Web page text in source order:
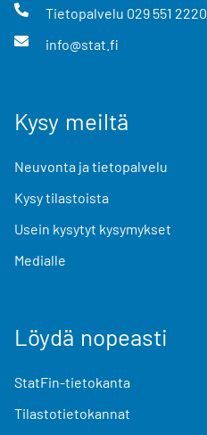
Tietopalvelu 029 551 2220
info@stat.fi
Kysy meiltä
Neuvonta ja tietopalvelu
Kysy tilastoista
Usein kysytyt kysymykset
Medialle
Löydä nopeasti
StatFin-tietokanta
Tilastotietokannat